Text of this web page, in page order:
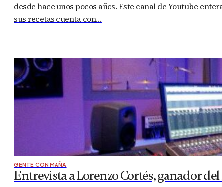
desde hace unos pocos años. Este canal de Youtube
sus recetas cuenta con…
GENTE CON MAÑA
Entrevista a Lorenzo Cortés, ganador